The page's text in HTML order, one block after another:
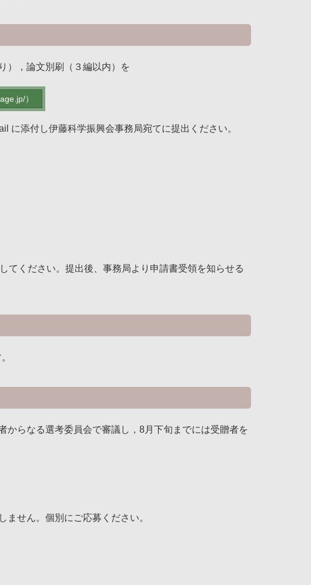
），論文別刷（３編以内）を
）
に添付し伊藤科学振興会事務局宛てに提出ください。
てください。提出後、事務局より申請書受領を知らせる
からなる選考委員会で審議し，8月下旬までには受贈者を
ません。個別にご応募ください。